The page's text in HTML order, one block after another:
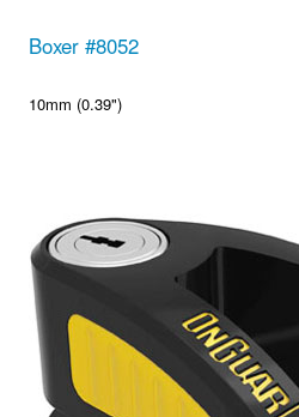
Boxer #8052
10mm (0.39")